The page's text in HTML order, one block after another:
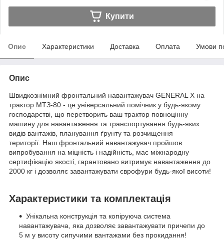
Купити
Опис Характеристики Доставка Оплата Умови
Опис
Швидкознімний фронтальний навантажувач GENERAL X на
трактор МТЗ-80 - це універсальний помічник у будь-якому
господарстві, що перетворить ваш трактор повноцінну
машину для навантаження та транспортування будь-яких
видів вантажів, планування ґрунту та розчищення
території. Наш фронтальний навантажувач пройшов
випробування на міцність і надійність, має міжнародну
сертифікацію якості, гарантовано витримує навантаження до
2000 кг і дозволяє завантажувати єврофури будь-якої висоти!
Характеристики та комплектація
Унікальна конструкція та копіруюча система
навантажувача, яка дозволяє завантажувати причепи до
5 м у висоту сипучими вантажами без прокидання!